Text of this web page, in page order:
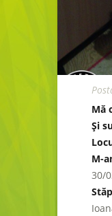
Mă
Şi
M-
30/